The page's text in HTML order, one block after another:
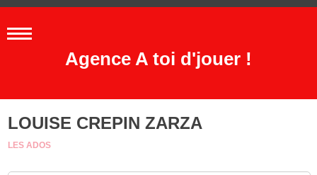
Agence A toi d'jouer !
LOUISE CREPIN ZARZA
LES ADOS